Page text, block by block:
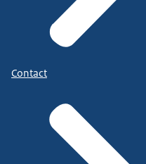
Contact